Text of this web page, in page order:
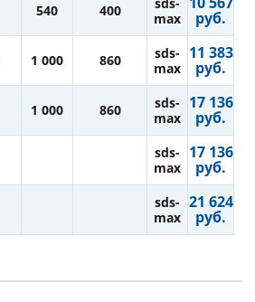
540 400
max
руб.
1 000 860
sds-
max
11 383
руб.
1 000 860
sds-
max
17 136
руб.
sds-
max
17 136
руб.
sds-
max
21 624
руб.